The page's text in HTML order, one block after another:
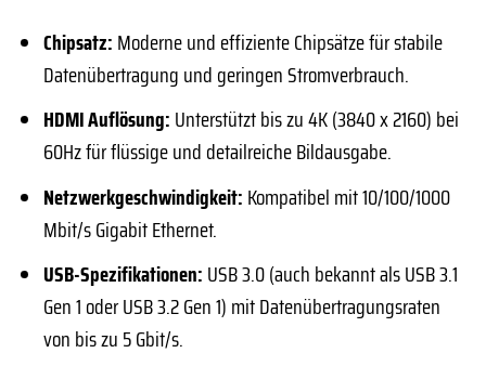
Chipsatz: Moderne und effiziente Chipsätze für stabile
Datenübertragung und geringen Stromverbrauch.
HDMI Auflösung: Unterstützt bis zu 4K (3840 x 2160) bei
60Hz für flüssige und detailreiche Bildausgabe.
Netzwerkgeschwindigkeit: Kompatibel mit 10/100/1000
Mbit/s Gigabit Ethernet.
USB-Spezifikationen: USB 3.0 (auch bekannt als USB 3.1
Gen 1 oder USB 3.2 Gen 1) mit Datenübertragungsraten
von bis zu 5 Gbit/s.